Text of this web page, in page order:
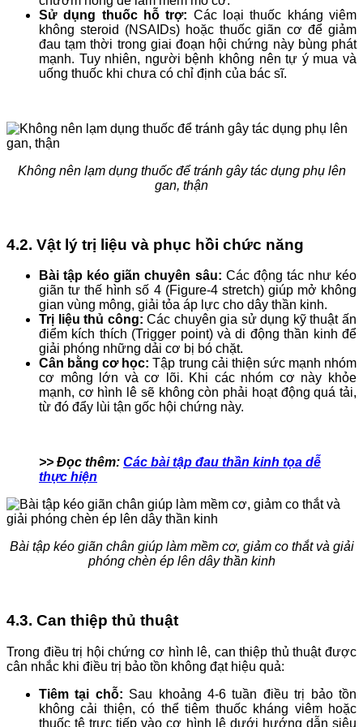
Sử dụng thuốc hỗ trợ: Các loại thuốc kháng viêm
không steroid (NSAIDs) hoặc thuốc giãn cơ để giảm
đau tạm thời trong giai đoạn hội chứng này bùng phát
mạnh. Tuy nhiên, người bệnh không nên tự ý mua và
uống thuốc khi chưa có chỉ định của bác sĩ.
Không nên lạm dụng thuốc để tránh gây tác dụng phụ lên
gan, thận
4.2. Vật lý trị liệu và phục hồi chức năng
Bài tập kéo giãn chuyên sâu: Các động tác như kéo
giãn tư thế hình số 4 (Figure-4 stretch) giúp mở không
gian vùng mông, giải tỏa áp lực cho dây thần kinh.
Trị liệu thủ công: Các chuyên gia sử dụng kỹ thuật ấn
điểm kích thích (Trigger point) và di động thần kinh để
giải phóng những dải cơ bị bó chặt.
Cân bằng cơ học:Tập trung cải thiện sức mạnh nhóm
cơ mông lớn và cơ lõi. Khi các nhóm cơ này khỏe
mạnh, cơ hình lê sẽ không còn phải hoạt động quá tải,
từ đó đẩy lùi tận gốc hội chứng này.
>> Đọc thêm: Các bài tập đau thần kinh tọa dễ
thực hiện
Bài tập kéo giãn chân giúp làm mềm cơ, giảm co thắt và giải
phóng chèn ép lên dây thần kinh
4.3. Can thiệp thủ thuật
Trong điều trị hội chứng cơ hình lê, can thiệp thủ thuật được
cân nhắc khi điều trị bảo tồn không đạt hiệu quả:
Tiêm tại chỗ: Sau khoảng 4-6 tuần điều trị bảo tồn
không cải thiện, có thể tiêm thuốc kháng viêm hoặc
thuốc tê trực tiếp vào cơ hình lê dưới hướng dẫn siêu